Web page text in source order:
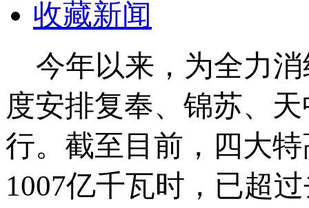
收藏新闻
今年以来，为全力消
度安排复奉、锦苏、
行。截至目前，四大
1007亿千瓦时，已超